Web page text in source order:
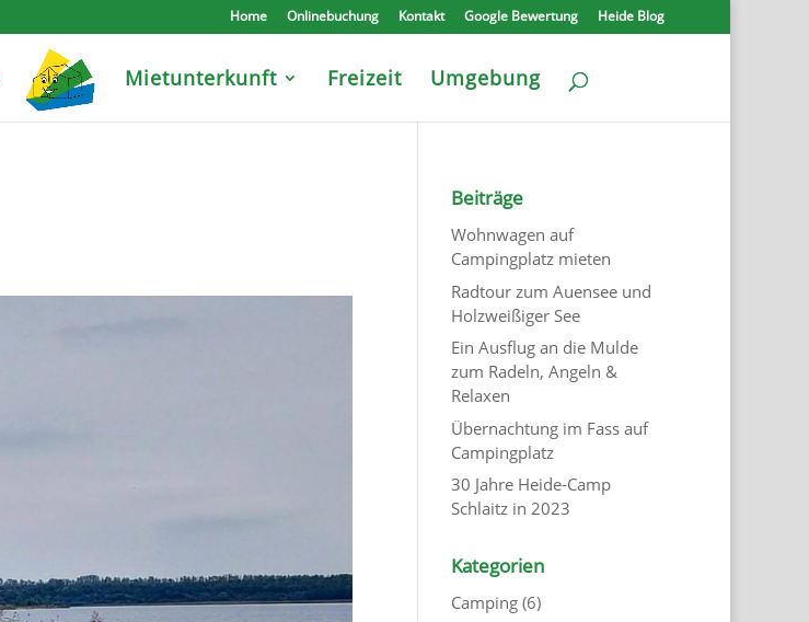
Home Onlinebuchung Kontakt Google Bewertung Heide Blog
Mietunterkunft Freizeit Umgebung
Beiträge
Wohnwagen auf
Campingplatz mieten
Radtour zum Auensee und
Holzweißiger See
Ein Ausflug an die Mulde
zum Radeln, Angeln &
Relaxen
Übernachtung im Fass auf
Campingplatz
30 Jahre Heide-Camp
Schlaitz in 2023
Kategorien
Camping(6)